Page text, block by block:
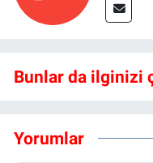
Bunlar da ilginizi
Yorumlar